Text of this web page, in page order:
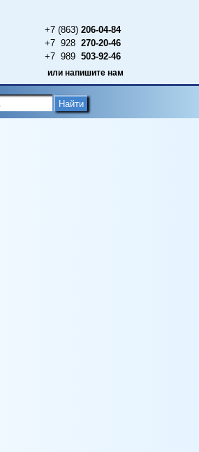
+7 (863) 206-04-84
+7 928 270-20-46
+7 989 503-92-46
или напишите нам
Найти